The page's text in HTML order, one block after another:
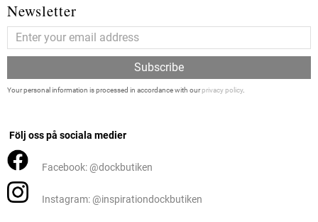
Newsletter
Subscribe
Your personal information is processed in accordance with ourprivacy policy.
Följ oss på sociala medier
Facebook: @dockbutiken
Instagram: @inspirationdockbutiken